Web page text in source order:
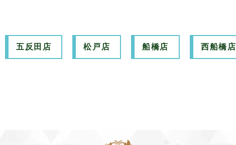
五反田店 松戸店 船橋店 西船橋店